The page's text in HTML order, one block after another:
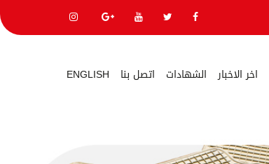
اخر الاخبار الشهادات اتصل بنا ENGLISH